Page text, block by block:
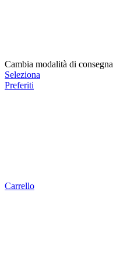
Cambia modalità di consegna
Seleziona
Preferiti
Carrello